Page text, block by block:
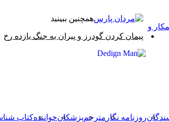
و
روزنامه نگار مترجمپزشکانخوانندهکتاب
همچنین ببینید
پیمان کردن گودرز و پیران به جنگ یازده رخ